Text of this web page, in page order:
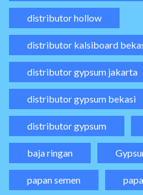
distributor hollow
distributor kalsiboard
distributor gypsum jakarta
distributor gypsum bekasi
distributor gypsum
baja ringan
papan semen